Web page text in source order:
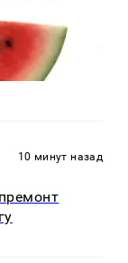
10 минут назад